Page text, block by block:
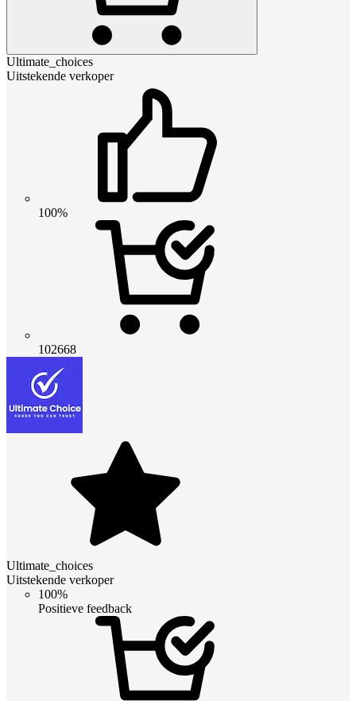
Ultimate_choices
Uitstekende verkoper
100%
102668
Ultimate_choices
Uitstekende verkoper
100%
Positieve feedback